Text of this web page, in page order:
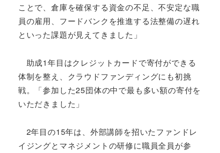
ことで、倉庫を確保する資金の不足、不安定な職
員の雇用、フードバンクを推進する法整備の遅れ
といった課題が見えてきました」
助成1年目はクレジットカードで寄付ができる
体制を整え、クラウドファンディングにも初挑
戦。「参加した25団体の中で最も多い額の寄付を
いただきました」
2年目の15年は、外部講師を招いたファンドレ
イジングとマネジメントの研修に職員全員が参